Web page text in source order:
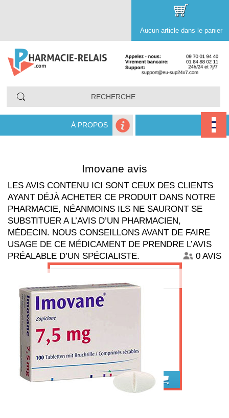
Aucun article dans le panier
À PROPOS
Imovane avis
LES AVIS CONTENU ICI SONT CEUX DES CLIENTS
AYANT DÉJÀ ACHETER CE PRODUIT DANS NOTRE
PHARMACIE, NÉANMOINS ILS NE SAURONT SE
SUBSTITUER A L’AVIS D’UN PHARMACIEN,
MÉDECIN. NOUS CONSEILLONS AVANT DE FAIRE
USAGE DE CE MÉDICAMENT DE PRENDRE L’AVIS
PRÉALABLE D’UN SPÉCIALISTE.
0 AVIS